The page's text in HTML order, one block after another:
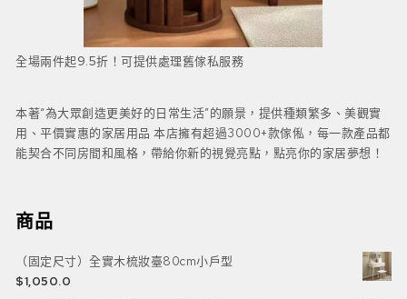
全場兩件起9.5折！可提供處理舊傢私服務
本著“為大眾創造更美好的日常生活”的願景，提供種類繁多、美觀實
用、平價實惠的家居用品 本店擁有超過3000+款傢俬，每一款產品都
能契合不同房間和風格，帶給你新的視覺亮點，點亮你的家居夢想！
商品
（固定尺寸）全實木梳妝臺80cm小戶型
$1,050.0